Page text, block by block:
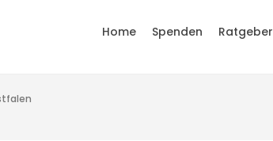
Home Spenden Ratgeber